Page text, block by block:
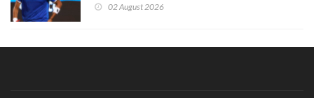
02 August 2026